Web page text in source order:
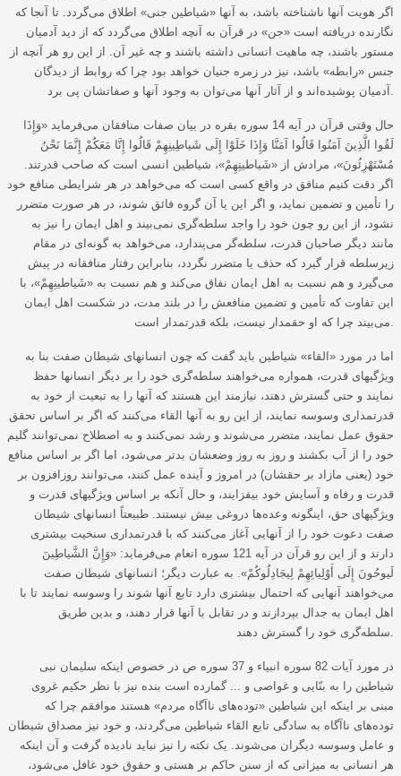
اگر هویت آنها ناشناخته باشد، به آنها «شیاطین جنی» اطلاق می‌گردد. تا آنجا که
نگارنده دریافته است «جن» در قرآن به آنچه اطلاق می‌گردد که از دید آدمیان
مستور باشند، چه ماهیت انسانی داشته باشند و چه غیر آن. از این رو هر آنچه از
جنس «رابطه» باشد، نیز در زمره جنیان خواهد بود چرا که روابط از دیدگان
حال وقتی قرآن در آیه 14 سوره بقره در بیان صفات منافقان می‌فرماید «وَإِذَا
لَقُوا الَّذِينَ آمَنُوا قَالُوا آمَنَّا وَإِذَا خَلَوْا إِلَى شَياطِينِهِمْ قَالُوا إِنَّا مَعَكُمْ إِنَّمَا نَحْنُ
مُسْتَهْزِئُونَ»، مرادش از «شَياطينِهِمْ»، شیاطین انسی است که صاحب قدرتند.
اگر دقت کنیم منافق در واقع کسی است که می‌خواهد در هر شرایطی منافع خود
را تأمین و تضمین نماید، و اگر این یا آن گروه فائق شوند، در هر صورت متضرر
نشود، از این رو چون خود را واجد سلطه‌گری نمی‌بیند و اهل ایمان را نیز به
مانند دیگر صاحبان قدرت، سلطه‌گر می‌پندارد، می‌خواهد به گونه‌ای در مقام
زیرسلطه قرار گیرد که حذف یا متضرر نگردد، بنابراین رفتار منافقانه در پیش
می‌گیرد و هم نسبت به اهل ایمان نفاق می‌کند و هم نسبت به «شَياطينِهِمْ»، با
این تفاوت که تأمین و تضمین منافعش را در بلند مدت، در شکست اهل ایمان
اما در مورد «القاء» شیاطین باید گفت که چون انسانهای شیطان صفت بنا به
ویژگیهای قدرت، همواره می‌خواهند سلطه‌گری خود را بر دیگر انسانها حفظ
نمایند و حتی گسترش دهند، نیازمند این هستند که آنها را به تبعیت از خود به
قدرتمداری وسوسه نمایند، از این رو به آنها القاء می‌کنند که اگر بر اساس تحقق
حقوق عمل نمایند، متضرر می‌شوند و رشد نمی‌کنند و به اصطلاح نمی‌توانند گلیم
خود را از آب بکشند و روز به روز وضعشان بدتر می‌شود، اما اگر بر اساس منافع
خود (یعنی مازاد بر حقشان) در امروز و آینده عمل کنند، می‌توانند روزافزون بر
قدرت و رفاه و آسایش خود بیفزایند، و حال آنکه بر اساس ویژگیهای قدرت و
ویژگیهای حق، اینگونه وعده‌ها دروغی بیش نیستند. طبیعتاً انسانهای شیطان
صفت دعوت خود را از آنهایی آغاز می‌کنند که با قدرتمداری سنخیت بیشتری
دارند و از این رو قرآن در آیه 121 سوره انعام می‌فرماید: «وَإِنَّ الشَّياطِينَ
لَيوحُونَ إِلَى أَوْلِيائِهِمْ لِيجَادِلُوكُمْ». به عبارت دیگر؛ انسانهای شیطان صفت
می‌خواهند آنهایی که احتمال بیشتری دارد تابع آنها شوند را وسوسه نمایند تا با
اهل ایمان به جدال بپردازند و در تقابل با آنها قرار دهند، و بدین طریق
در مورد آیات 82 سوره انبیاء و 37 سوره ص در خصوص اینکه سلیمان نبی
شیاطین را به بنّایی و غواصی و ... گمارده است بنده نیز با نظر حکیم غروی
مبنی بر اینکه این شیاطین «توده‌های ناآگاه مردم» هستند موافقم چرا که
توده‌های ناآگاه به سادگی تابع القاء شیاطین می‌گردند، و خود نیز مصداق شیطان
و عامل وسوسه دیگران می‌‌شوند. یک نکته را نیز نباید نادیده گرفت و آن اینکه
هر انسانی به میزانی که از سنن حاکم بر هستی و حقوق خود غافل می‌شود،